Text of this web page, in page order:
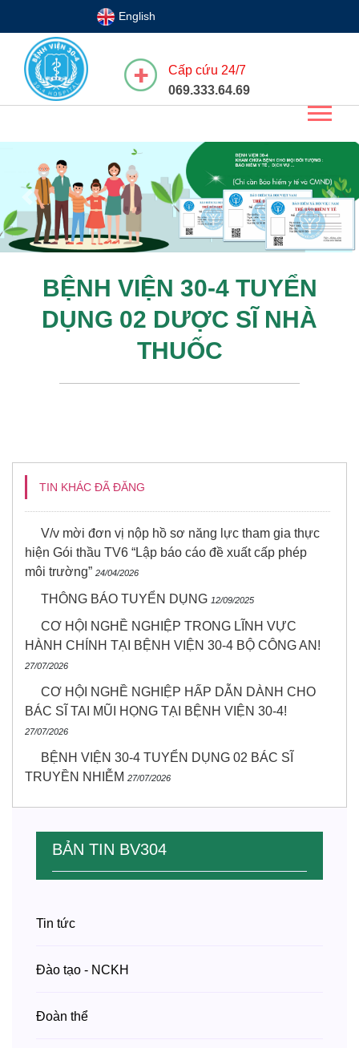
English
Cấp cứu 24/7
069.333.64.69
Previous Next
BỆNH VIỆN 30-4 TUYỂN
DỤNG 02 DƯỢC SĨ NHÀ
THUỐC
TIN KHÁC ĐÃ ĐĂNG
V/v mời đơn vị nộp hồ sơ năng lực tham gia thực
hiện Gói thầu TV6 “Lập báo cáo đề xuất cấp phép
môi trường” 24/04/2026
THÔNG BÁO TUYỂN DỤNG 12/09/2025
CƠ HỘI NGHỀ NGHIỆP TRONG LĨNH VỰC
HÀNH CHÍNH TẠI BỆNH VIỆN 30-4 BỘ CÔNG AN!
27/07/2026
CƠ HỘI NGHỀ NGHIỆP HẤP DẪN DÀNH CHO
BÁC SĨ TAI MŨI HỌNG TẠI BỆNH VIỆN 30-4!
27/07/2026
BỆNH VIỆN 30-4 TUYỂN DỤNG 02 BÁC SĨ
TRUYỀN NHIỄM 27/07/2026
BẢN TIN BV304
Tin tức
Đào tạo - NCKH
Đoàn thể